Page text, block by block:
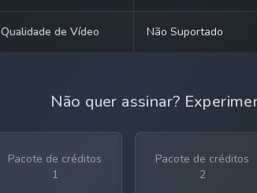
Qualidade de Vídeo Não Suportado
Não quer assinar?
Pacote de créditos
1
Pacote de créditos
2